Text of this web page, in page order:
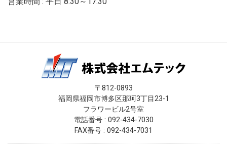
〒812-0893
福岡県福岡市博多区那珂3丁目23-1
フラワービル2号室
電話番号 : 092-434-7030
FAX番号 : 092-434-7031